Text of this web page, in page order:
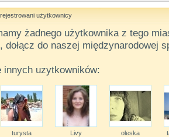
użytkownicy
żadnego użytkownika z tego
dołącz do naszej międzynarodowej
innych uzytkowników:
turysta Livy oleska